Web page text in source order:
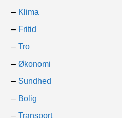
Klima
Fritid
Tro
Økonomi
Sundhed
Bolig
Transport